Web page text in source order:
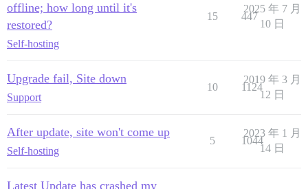
offline; how long until it's
restored?
Self-hosting
15 447
2025 年 7 月
10 日
Upgrade fail, Site down
Support
10 1124
2019 年 3 月
12 日
After update, site won't come up
Self-hosting
5 1044
2023 年 1 月
14 日
Latest Update has crashed my